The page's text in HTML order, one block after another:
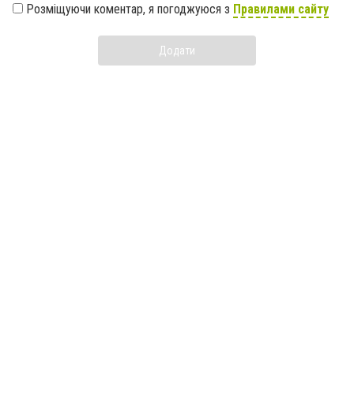
Розміщуючи коментар, я погоджуюся з Правилами сайту
Додати